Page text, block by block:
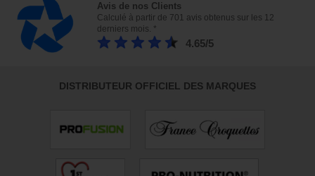
Avis de nos Clients
Calculé à partir de 701 avis obtenus sur les 12
derniers mois. *
4.65/5
DISTRIBUTEUR OFFICIEL DES MARQUES